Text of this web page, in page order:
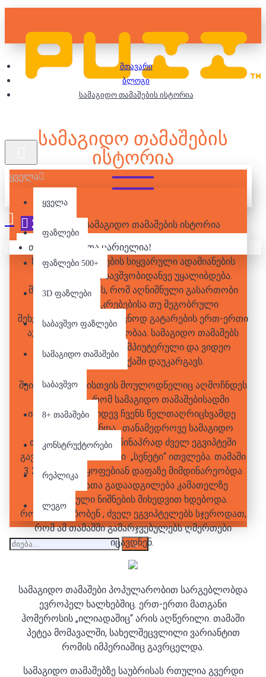
ყველა
ყველა
ფაზლები
ფაზლები 500+
3D ფაზლები
საბავშვო ფაზლები
სამაგიდო თამაშები
საბავშვო
8+ თამაშები
კონსტრუქტორები
რეპლიკა
ლეგო
თქვენი კალათა ცარიელია!
მთავარი
ბლოგი
სამაგიდო თამაშების ისტორია
ᲡᲐᲛᲐᲒᲘᲓᲝ ᲗᲐᲛᲐᲨᲔᲑᲘᲡ
ᲘᲡᲢᲝᲠᲘᲐ
26
სამაგიდო თამაშების სიყვარული ადამიანების
უმრავლესობას ბავშვობიდანვე უყალიბდება.
შეიძლება ითქვას, რომ აღნიშნული გასართობი
ოჯახური შეკრებებისა თუ მეგობრული
შეხვედვრების სასოამოვნოდ გატარების ერთ-ერთი
აუცილებელი წინაპირობაა. სამაგიდო თამაშებს
აქტუალობა არც კომპიუტერული და ვიდეო
თამაშების ეპოქაში დაუკარგავს.
შეიძლება ბევრისთვის მოულოდნელიც აღმოჩნდეს
იმის გაგება, რომ სამაგიდო თამაშებისადმი
ინტერესი ჯერ კიდევ ჩვენს წელთაღრიცხვამდე
3500 წელს გაჩნდა. თანამედროვე სამაგიდო
თამაშების უძველეს წინაპრად ძველ ეგვიპტეში
გავრცელებული თამაში „სენეტი“ ითვლება. თამაში
3 X10- ზე დანაყოფებიან დაფაზე მიმდინარეობდა
და ფიგურათა გადაადგილება კამათელზე
გამოსახული ნიშნების მიხედვით ხდებოდა.
როგორც ამბობენ , ძველ ეგვიპტელებს სჯეროდათ,
რომ ამ თამაშში გამარჯვებულებს ღმერთები
იცავდნენ.
სამაგიდო თამაშები პოპულარობით სარგებლობდა
ევროპელ ხალხებშიც. ერთ-ერთი მათგანი
ჰომეროსის „ილიადაშიც“ არის აღწერილი. თამაში
პეტეა მომავალში, სახელშეცვლილი ვარიანტით
რომის იმპერიაშიც გავრცელდა.
სამაგიდო თამაშებზე საუბრისას რთულია გვერდი